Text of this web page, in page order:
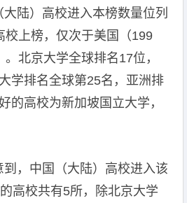
陆）高校进入本榜数量位列
校上榜，仅次于美国（199
北京大学全球排名17位，
学排名全球第25名，亚洲排
的高校为新加坡国立大学，
，中国（大陆）高校进入该
高校共有5所，除北京大学